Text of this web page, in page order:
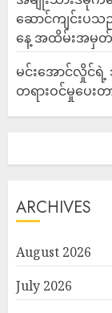
ဆောင်ကျင်းပသ
နေ့ အထိမ်းအမှတ်
မင်းအောင်လှိုင်
တရားဝင်မှုပေး
ARCHIVES
August 2026
July 2026